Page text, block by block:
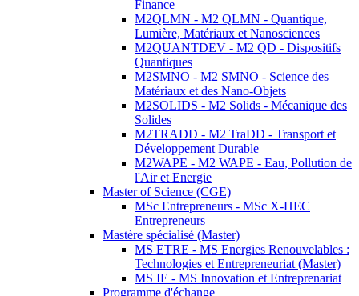
Finance
M2QLMN - M2 QLMN - Quantique,
Lumière, Matériaux et Nanosciences
M2QUANTDEV - M2 QD - Dispositifs
Quantiques
M2SMNO - M2 SMNO - Science des
Matériaux et des Nano-Objets
M2SOLIDS - M2 Solids - Mécanique des
Solides
M2TRADD - M2 TraDD - Transport et
Développement Durable
M2WAPE - M2 WAPE - Eau, Pollution de
l'Air et Energie
Master of Science (CGE)
MSc Entrepreneurs - MSc X-HEC
Entrepreneurs
Mastère spécialisé (Master)
MS ETRE - MS Energies Renouvelables :
Technologies et Entrepreneuriat (Master)
MS IE - MS Innovation et Entreprenariat
Programme d'échange